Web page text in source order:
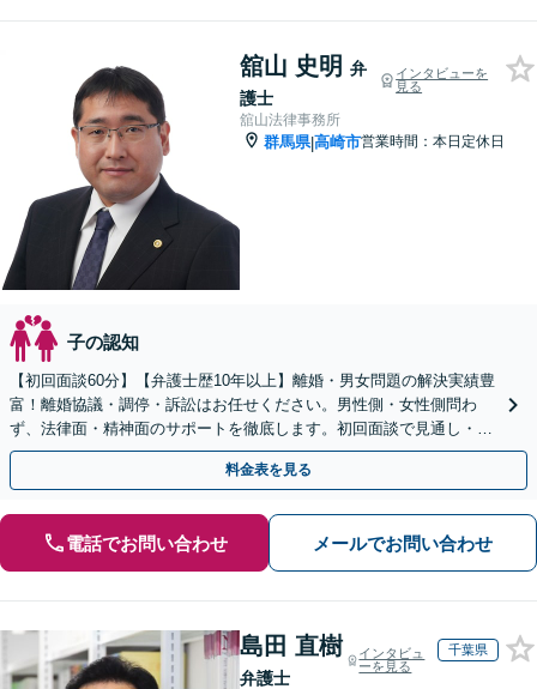
舘山 史明 弁
護士
インタビューを
見る
舘山法律事務所
群馬県|高崎市営業時間：本日定休日
子の認知
【初回面談60分】【弁護士歴10年以上】離婚・男女問題の解決実績豊
富！離婚協議・調停・訴訟はお任せください。男性側・女性側問わ
ず、法律面・精神面のサポートを徹底します。初回面談で見通し・費
用を明確化【高崎駅徒歩15分】
料金表を見る
電話でお問い合わせ メールでお問い合わせ
島田 直樹
弁護士
インタビュ
ーを見る
千葉県